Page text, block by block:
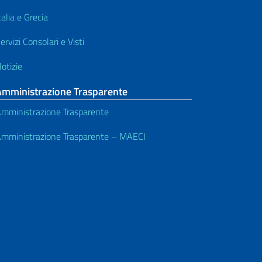
e Grecia
Consolari e Visti
Trasparente
Trasparente
Trasparente – MAECI